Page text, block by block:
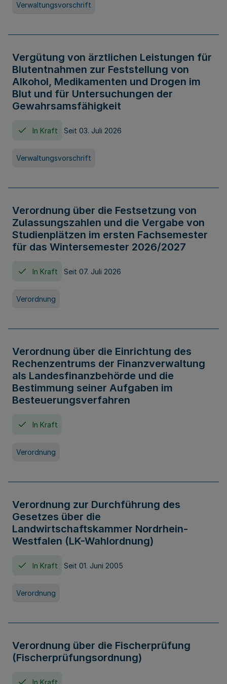
Verwaltungsvorschrift
Vergütung von ärztlichen Leistungen für
Blutentnahmen zur Feststellung von
Alkohol, Medikamenten und Drogen im
Blut und für Untersuchungen der
Gewahrsamsfähigkeit
In Kraft Seit 03. Juli 2026
Verwaltungsvorschrift
Verordnung über die Festsetzung von
Zulassungszahlen und die Vergabe von
Studienplätzen im ersten Fachsemester
für das Wintersemester 2026/2027
In Kraft Seit 07. Juli 2026
Verordnung
Verordnung über die Einrichtung des
Rechenzentrums der Finanzverwaltung
als Landesfinanzbehörde und die
Bestimmung seiner Aufgaben im
Besteuerungsverfahren
In Kraft
Verordnung
Verordnung zur Durchführung des
Gesetzes über die
Landwirtschaftskammer Nordrhein-
Westfalen (LK-Wahlordnung)
In Kraft Seit 01. Juni 2005
Verordnung
Verordnung über die Fischerprüfung
(Fischerprüfungsordnung)
In Kraft